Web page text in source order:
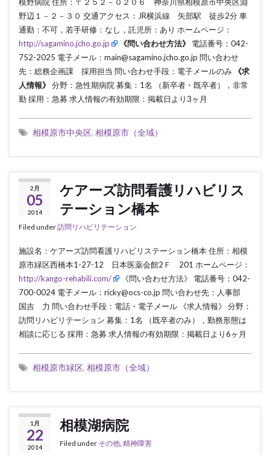
野辺１－２－３０ 交通アクセス：JR横浜線 矢部駅 徒歩2分 車
通勤：不可，若手研修：なし，託児所：あり ホームページ：
http://sagamino.jcho.go.jp
《問い合わせ方法》
電話番号：042-
752-2025 電子メール：main@sagamino.jcho.go.jp 問い合わせ
先：総務企画課 採用担当 問い合わせ手段：電子メールのみ
《求
人情報》
分野：急性期病院 募集：1名 （新卒者・既卒者），非常
勤 採用：急募 求人情報の有効期限：掲載日より3ヶ月
相模原市中央区, 相模原市（全域）
2月
05
2014
ケアーズ訪問看護リハビリス
テーション橋本
Filed under訪問リハビリテーション
施設名：ケアーズ訪問看護リハビリステーション橋本 住所：相模
原市緑区西橋本1-27-12 日本医薬会館2Ｆ 201 ホームページ：
http://kango-rehabili.com/
《問い合わせ方法》 電話番号：042-
700-0024 電子メール：ricky@ocs-co.jp 問い合わせ先：人事部
国吉 力 問い合わせ手段：電話・電子メール 《求人情報》 分野：
訪問リハビリテーション 募集：1名 （既卒者のみ），勤務形態は
相談に応じる 採用：急募 求人情報の有効期限：掲載日より6ヶ月
相模原市緑区, 相模原市（全域）
1月
22
2014
相模湖病院
Filed under その他, 精神障害